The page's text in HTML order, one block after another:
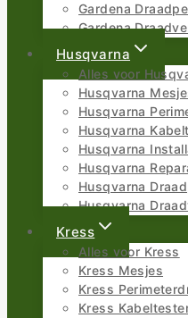
Gardena
Gardena
Husqvarna
Alles voor
Husqvarna
Husqvarna
Husqvarna
Husqvarna
Husqvarna
Husqvarna
Husqvarna
Kress
Alles voor Kress
Kress Mesjes
Kress
Kress